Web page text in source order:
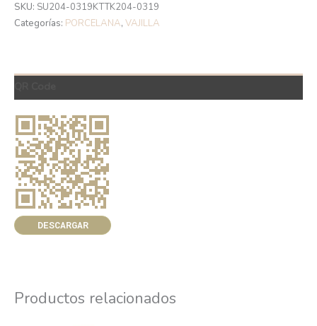
SKU: SU204-0319KTTK204-0319
Categorías: PORCELANA, VAJILLA
DESCARGAR
Productos relacionados